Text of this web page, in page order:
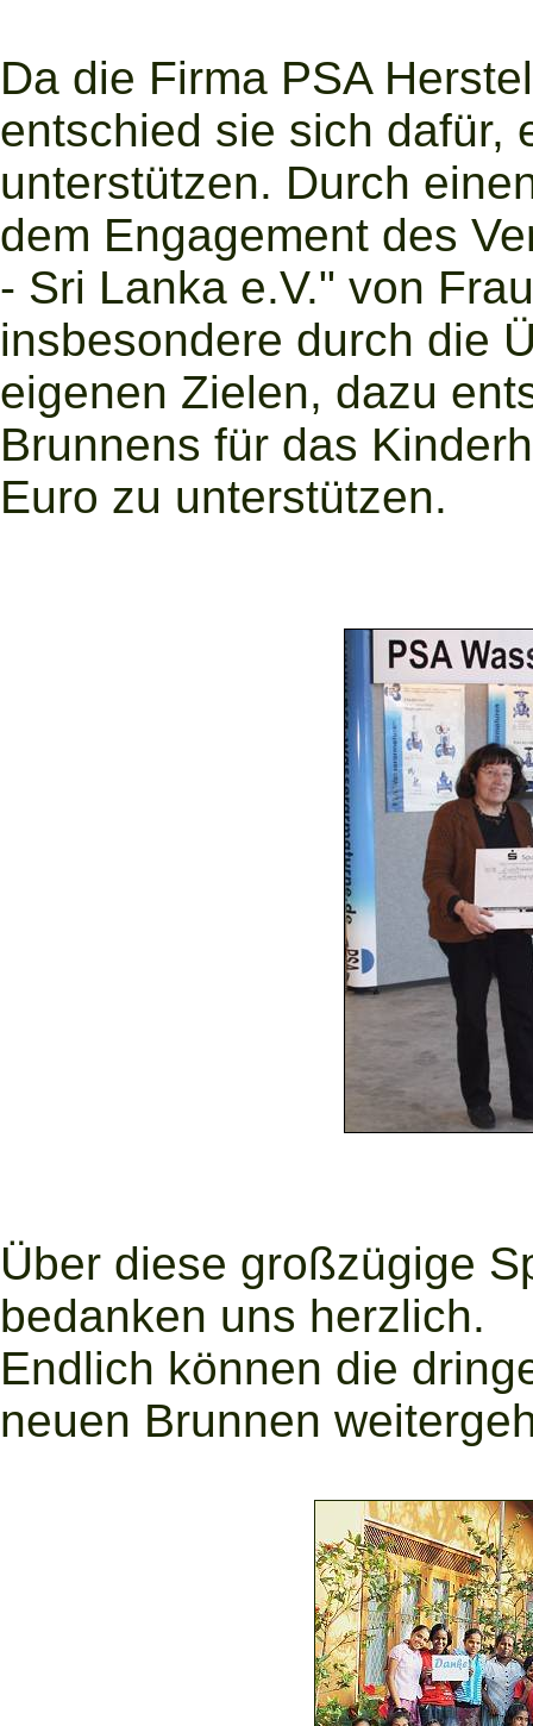
Da die Firma PSA
entschied sie sich dafür,
unterstützen. Durch
dem Engagement des
- Sri Lanka e.V." von
insbesondere durch die
eigenen Zielen, dazu
Brunnens für das
Euro zu unterstützen.
Über diese großzügige
bedanken uns herzlich.
Endlich können die
neuen Brunnen